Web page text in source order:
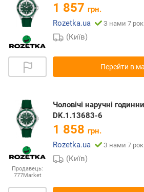
1 857 грн.
Rozetka.ua
З нами 7
(Київ)
Перейти в
Продавець:
777Market
Чоловічі наручні
DK.1.13683-6
1 858 грн.
Rozetka.ua
З нами 7
(Київ)